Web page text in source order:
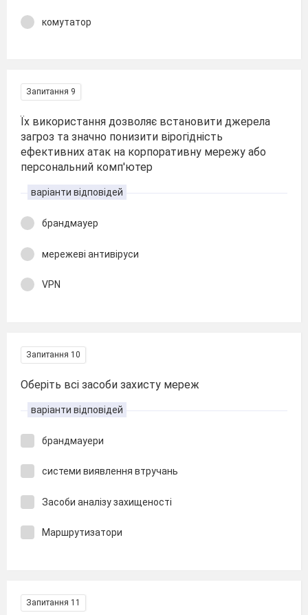
комутатор
Запитання 9
Їх використання дозволяє встановити джерела
загроз та значно понизити вірогідність
ефективних атак на корпоративну мережу або
персональний комп'ютер
варіанти відповідей
брандмауер
мережеві антивіруси
VPN
Запитання 10
Оберіть всі засоби захисту мереж
варіанти відповідей
брандмауери
системи виявлення втручань
Засоби аналізу захищеності
Маршрутизатори
Запитання 11